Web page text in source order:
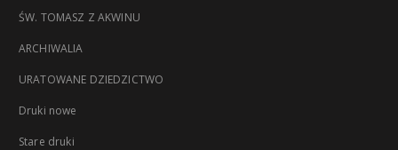
ŚW. TOMASZ Z AKWINU
ARCHIWALIA
URATOWANE DZIEDZICTWO
Druki nowe
Stare druki